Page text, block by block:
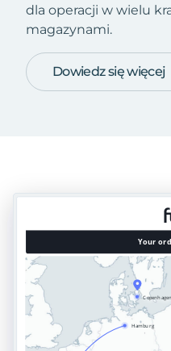
dla operacji w wielu
magazynami.
Dowiedz się więcej